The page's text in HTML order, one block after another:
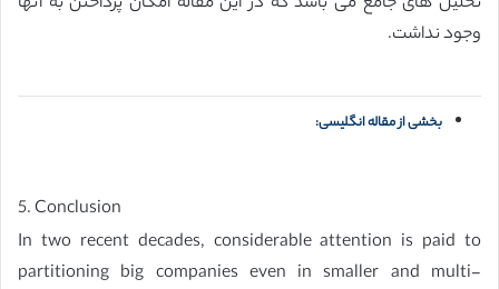
وجود نداشت.
بخشی از مقاله انگلیسی:
5. Conclusion
In two recent decades, considerable attention is paid to
partitioning big companies even in smaller and multi-